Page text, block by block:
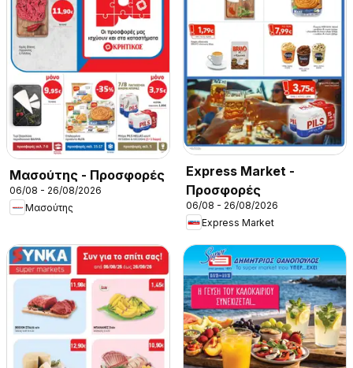
Μασούτης - Προσφορές
06/08 - 26/08/2026
Μασούτης
Express Market -
Προσφορές
06/08 - 26/08/2026
Express Market